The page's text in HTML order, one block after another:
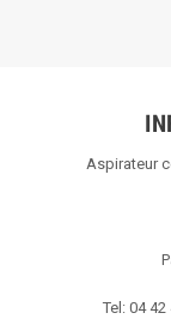
Aspirateur
Tel: 04